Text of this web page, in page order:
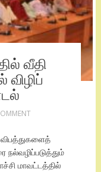
வீதி
விபத்துகளைத்
நல்வழிப்படுத்தும்
மாவட்டத்தில்